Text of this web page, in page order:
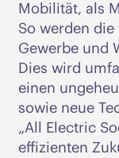
Mobilität, als
So werden
Gewerbe und
Dies wird
einen
sowie neue
„All Electric
effizienten